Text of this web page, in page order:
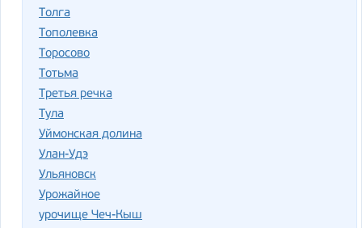
Толга
Тополевка
Торосово
Тотьма
Третья речка
Тула
Уймонская долина
Улан-Удэ
Ульяновск
Урожайное
урочище Чеч-Кыш